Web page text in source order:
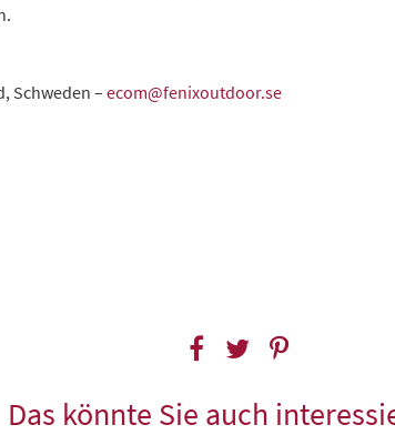
Schweden – ecom@fenixoutdoor.se
Das könnte Sie auch